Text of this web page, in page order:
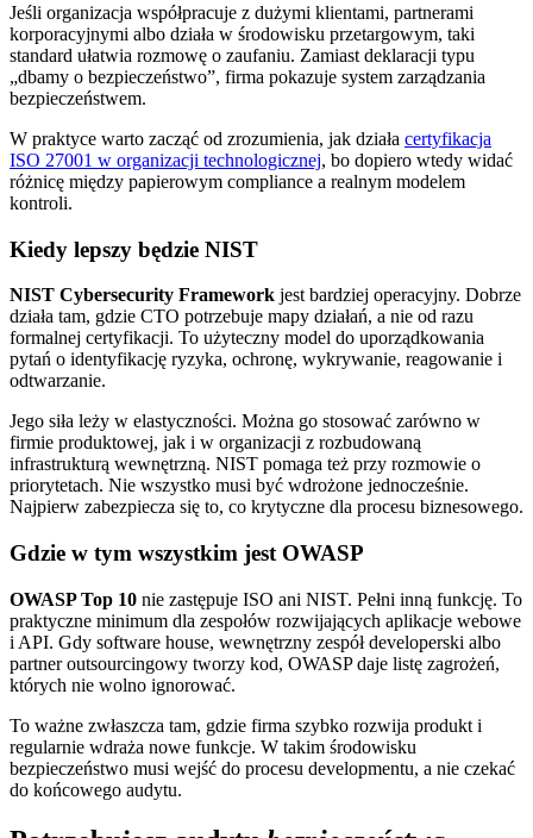
Jeśli organizacja współpracuje z dużymi klientami, partnerami
korporacyjnymi albo działa w środowisku przetargowym, taki
standard ułatwia rozmowę o zaufaniu. Zamiast deklaracji typu
„dbamy o bezpieczeństwo”, firma pokazuje system zarządzania
bezpieczeństwem.
W praktyce warto zacząć od zrozumienia, jak działa certyfikacja
ISO 27001 w organizacji technologicznej, bo dopiero wtedy widać
różnicę między papierowym compliance a realnym modelem
kontroli.
Kiedy lepszy będzie NIST
NIST Cybersecurity Framework jest bardziej operacyjny. Dobrze
działa tam, gdzie CTO potrzebuje mapy działań, a nie od razu
formalnej certyfikacji. To użyteczny model do uporządkowania
pytań o identyfikację ryzyka, ochronę, wykrywanie, reagowanie i
odtwarzanie.
Jego siła leży w elastyczności. Można go stosować zarówno w
firmie produktowej, jak i w organizacji z rozbudowaną
infrastrukturą wewnętrzną. NIST pomaga też przy rozmowie o
priorytetach. Nie wszystko musi być wdrożone jednocześnie.
Najpierw zabezpiecza się to, co krytyczne dla procesu biznesowego.
Gdzie w tym wszystkim jest OWASP
OWASP Top 10 nie zastępuje ISO ani NIST. Pełni inną funkcję. To
praktyczne minimum dla zespołów rozwijających aplikacje webowe
i API. Gdy software house, wewnętrzny zespół developerski albo
partner outsourcingowy tworzy kod, OWASP daje listę zagrożeń,
których nie wolno ignorować.
To ważne zwłaszcza tam, gdzie firma szybko rozwija produkt i
regularnie wdraża nowe funkcje. W takim środowisku
bezpieczeństwo musi wejść do procesu developmentu, a nie czekać
do końcowego audytu.